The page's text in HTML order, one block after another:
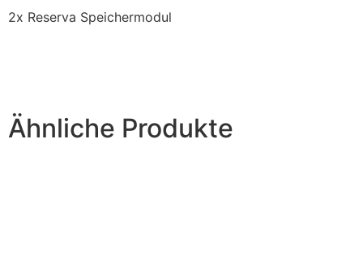
2x Reserva Speichermodul
Ähnliche Produkte